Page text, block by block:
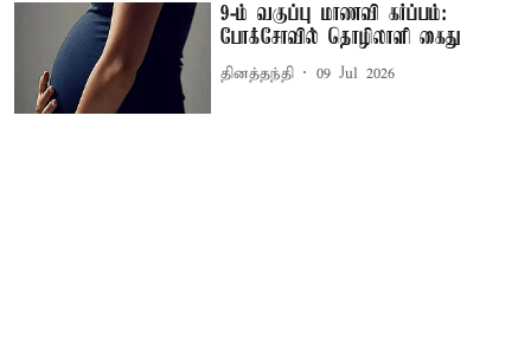
9-ம் வகுப்பு மாணவி கர்ப்பம்:
போக்சோவில் தொழிலாளி கைது
தினத்தந்தி 09 Jul 2026